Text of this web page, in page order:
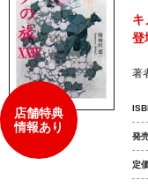
店舗特典
情報あり
登
著
発
定